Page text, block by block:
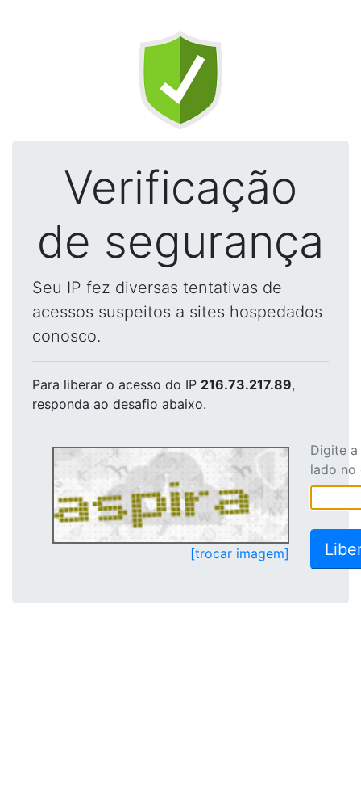
Verificação
de segurança
Seu IP fez diversas tentativas de
acessos suspeitos a sites hospedados
conosco.
Para liberar o acesso do IP 216.73.217.89,
responda ao desafio abaixo.
[trocar imagem]
Digite
lado no